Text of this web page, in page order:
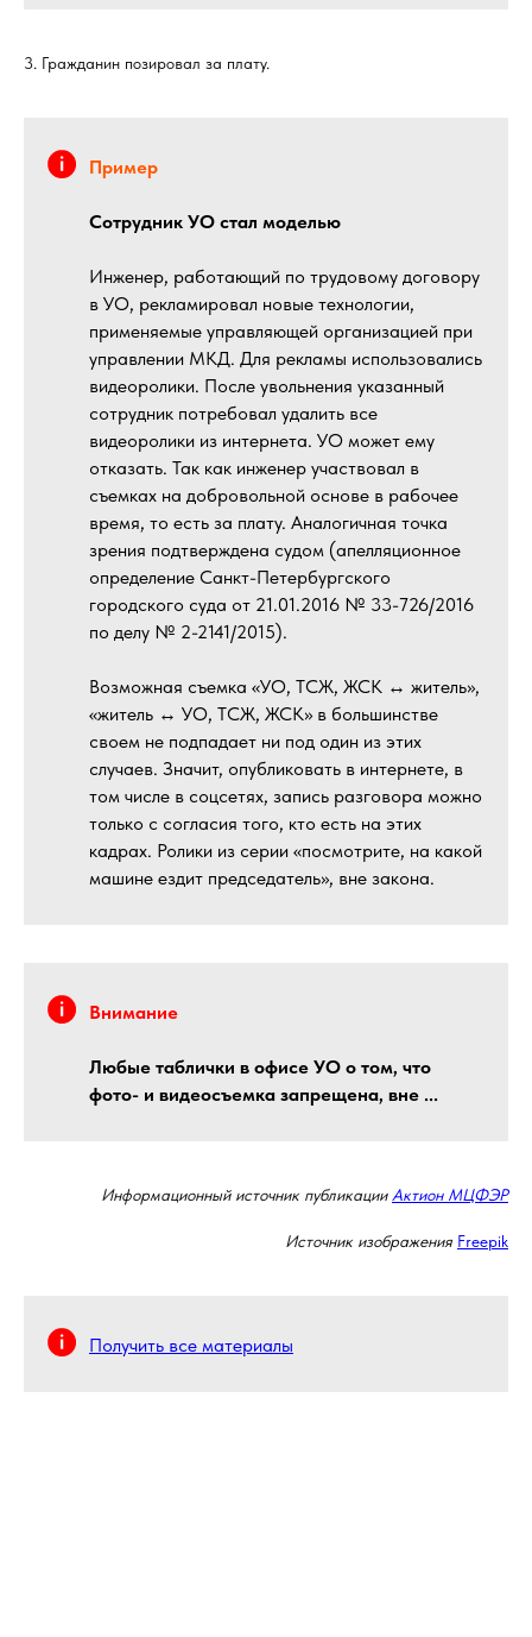
3. Гражданин позировал за плату.
Пример
Сотрудник УО стал моделью
Инженер, работающий по трудовому договору
в УО, рекламировал новые технологии,
применяемые управляющей организацией при
управлении МКД. Для рекламы использовались
видеоролики. После увольнения указанный
сотрудник потребовал удалить все
видеоролики из интернета. УО может ему
отказать. Так как инженер участвовал в
съемках на добровольной основе в рабочее
время, то есть за плату. Аналогичная точка
зрения подтверждена судом (апелляционное
определение Санкт-Петербургского
городского суда от 21.01.2016 № 33-726/2016
по делу № 2-2141/2015).
Возможная съемка «УО, ТСЖ, ЖСК ↔ житель»,
«житель ↔ УО, ТСЖ, ЖСК» в большинстве
своем не подпадает ни под один из этих
случаев. Значит, опубликовать в интернете, в
том числе в соцсетях, запись разговора можно
только с согласия того, кто есть на этих
кадрах. Ролики из серии «посмотрите, на какой
машине ездит председатель», вне закона.
Внимание
Любые таблички в офисе УО о том, что
фото- и видеосъемка запрещена, вне ...
Информационный источник публикации Актион МЦФЭР
Источник изображения Freepik
Получить все материалы